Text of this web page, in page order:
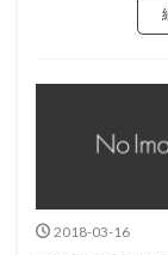
2018-03-16